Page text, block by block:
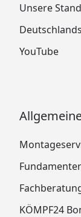
Unsere
YouTube
KÖMPF24